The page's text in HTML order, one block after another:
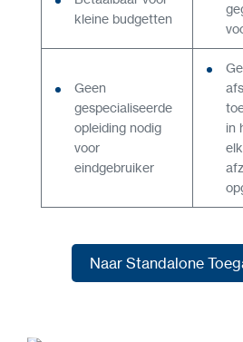
kleine budgetten
Geen
gespecialiseerde
opleiding nodig
voor
eindgebruiker
in
Naar Standalone